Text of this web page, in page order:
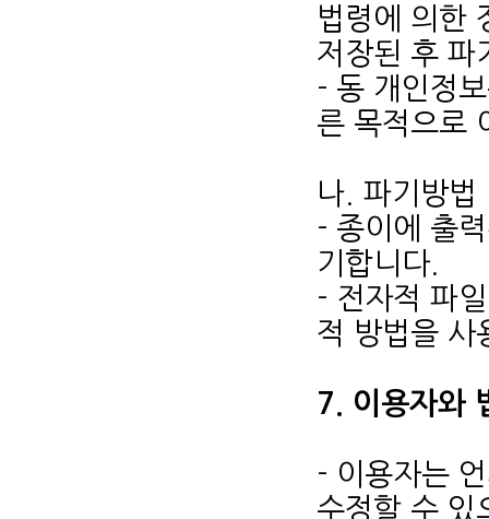
법령에 의한
저장된 후 파
- 동 개인정
른 목적으로
나. 파기방법
- 종이에 출
기합니다.
- 전자적 파
적 방법을 사
7. 이용자와
- 이용자는
수정할 수 있